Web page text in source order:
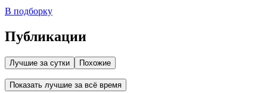
В подборку
Публикации
Лучшие за сутки Похожие
Показать лучшие за всё время